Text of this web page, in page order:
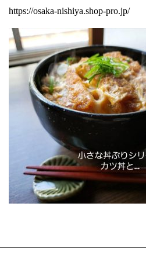
https://osaka-nishiya.shop-pro.jp/